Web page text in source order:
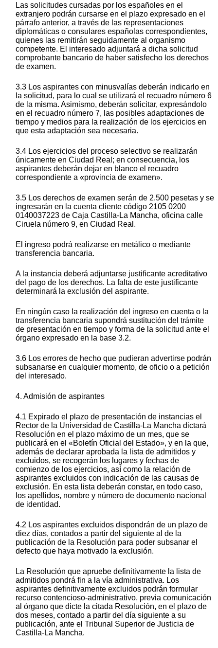
Las solicitudes cursadas por los españoles en el
extranjero podrán cursarse en el plazo expresado en el
párrafo anterior, a través de las representaciones
diplomáticas o consulares españolas correspondientes,
quienes las remitirán seguidamente al organismo
competente. El interesado adjuntará a dicha solicitud
comprobante bancario de haber satisfecho los derechos
de examen.
3.3 Los aspirantes con minusvalías deberán indicarlo en
la solicitud, para lo cual se utilizará el recuadro número 6
de la misma. Asimismo, deberán solicitar, expresándolo
en el recuadro número 7, las posibles adaptaciones de
tiempo y medios para la realización de los ejercicios en
que esta adaptación sea necesaria.
3.4 Los ejercicios del proceso selectivo se realizarán
únicamente en Ciudad Real; en consecuencia, los
aspirantes deberán dejar en blanco el recuadro
correspondiente a «provincia de examen».
3.5 Los derechos de examen serán de 2.500 pesetas y se
ingresarán en la cuenta cliente código 2105 0200
0140037223 de Caja Castilla-La Mancha, oficina calle
Ciruela número 9, en Ciudad Real.
El ingreso podrá realizarse en metálico o mediante
transferencia bancaria.
A la instancia deberá adjuntarse justificante acreditativo
del pago de los derechos. La falta de este justificante
determinará la exclusión del aspirante.
En ningún caso la realización del ingreso en cuenta o la
transferencia bancaria supondrá sustitución del trámite
de presentación en tiempo y forma de la solicitud ante el
órgano expresado en la base 3.2.
3.6 Los errores de hecho que pudieran advertirse podrán
subsanarse en cualquier momento, de oficio o a petición
del interesado.
4. Admisión de aspirantes
4.1 Expirado el plazo de presentación de instancias el
Rector de la Universidad de Castilla-La Mancha dictará
Resolución en el plazo máximo de un mes, que se
publicará en el «Boletín Oficial del Estado», y en la que,
además de declarar aprobada la lista de admitidos y
excluidos, se recogerán los lugares y fechas de
comienzo de los ejercicios, así como la relación de
aspirantes excluidos con indicación de las causas de
exclusión. En esta lista deberán constar, en todo caso,
los apellidos, nombre y número de documento nacional
de identidad.
4.2 Los aspirantes excluidos dispondrán de un plazo de
diez días, contados a partir del siguiente al de la
publicación de la Resolución para poder subsanar el
defecto que haya motivado la exclusión.
La Resolución que apruebe definitivamente la lista de
admitidos pondrá fin a la vía administrativa. Los
aspirantes definitivamente excluidos podrán formular
recurso contencioso-administrativo, previa comunicación
al órgano que dicte la citada Resolución, en el plazo de
dos meses, contado a partir del día siguiente a su
publicación, ante el Tribunal Superior de Justicia de
Castilla-La Mancha.